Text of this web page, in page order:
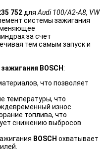
752 для Audi 100/A2-A8, VW
системы зажигания
за счет
тем самым запуск и
BOSCH:
что позволяет
температуры, что
износ.
топлива, что
снижению выбросов
BOSCH охватывает